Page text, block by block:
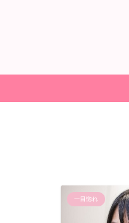
一目惚れ